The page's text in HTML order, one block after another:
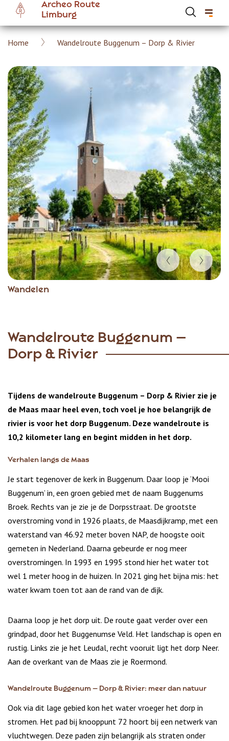
Overslaan
naar
gaan
Archeo Route
Limburg
Kruimelpad
Home Wandelroute Buggenum – Dorp & Rivier
Wandelen
Item
Wandelroute Buggenum –
Dorp & Rivier
Tijdens de wandelroute Buggenum – Dorp & Rivier zie je
de Maas maar heel even, toch voel je hoe belangrijk de
rivier is voor het dorp Buggenum. Deze wandelroute is
10,2 kilometer lang en begint midden in het dorp.
Verhalen langs de Maas
Je start tegenover de kerk in Buggenum. Daar loop je ‘Mooi
Buggenum’ in, een groen gebied met de naam Buggenums
Broek. Rechts van je zie je de Dorpsstraat. De grootste
overstroming vond in 1926 plaats, de Maasdijkramp, met een
waterstand van 46.92 meter boven NAP, de hoogste ooit
gemeten in Nederland. Daarna gebeurde er nog meer
overstromingen. In 1993 en 1995 stond hier het water tot
wel 1 meter hoog in de huizen. In 2021 ging het bijna mis: het
water kwam toen tot aan de rand van de dijk.
Daarna loop je het dorp uit. De route gaat verder over een
grindpad, door het Buggenumse Veld. Het landschap is open en
rustig. Links zie je het Leudal, recht vooruit ligt het dorp Neer.
Aan de overkant van de Maas zie je Roermond.
Wandelroute Buggenum – Dorp & Rivier: meer dan natuur
Ook via dit lage gebied kon het water vroeger het dorp in
stromen. Het pad bij knooppunt 72 hoort bij een netwerk van
vluchtwegen. Deze paden zijn belangrijk als straten onder